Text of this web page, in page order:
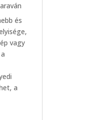
és
vagy
a